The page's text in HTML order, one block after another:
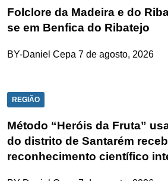
Folclore da Madeira e do
se em Benfica do Ribatejo
BY-Daniel Cepa 7 de agosto, 2026
REGIÃO
Método “Heróis da Fruta”
do distrito de Santarém
reconhecimento científico